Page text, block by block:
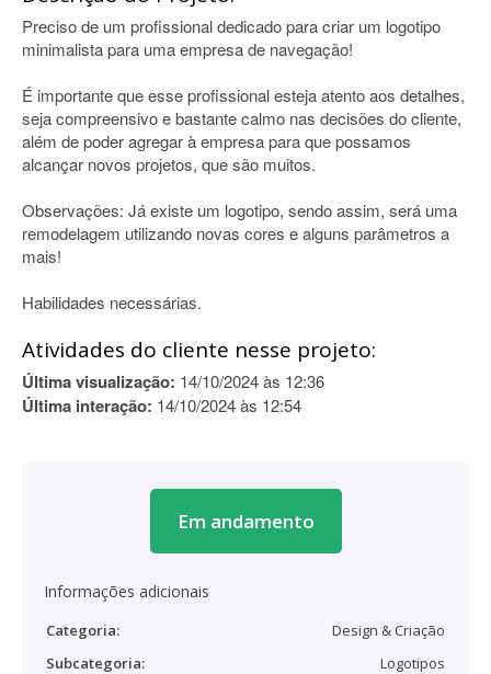
Preciso de um profissional dedicado para criar um logotipo
minimalista para uma empresa de navegação!
É importante que esse profissional esteja atento aos detalhes,
seja compreensivo e bastante calmo nas decisões do cliente,
além de poder agregar à empresa para que possamos
alcançar novos projetos, que são muitos.
Observações: Já existe um logotipo, sendo assim, será uma
remodelagem utilizando novas cores e alguns parâmetros a
mais!
Habilidades necessárias.
Atividades do cliente nesse projeto:
Última visualização: 14/10/2024 às 12:36
Última interação: 14/10/2024 às 12:54
Em andamento
Informações adicionais
Categoria:
Design & Criação
Subcategoria:
Logotipos